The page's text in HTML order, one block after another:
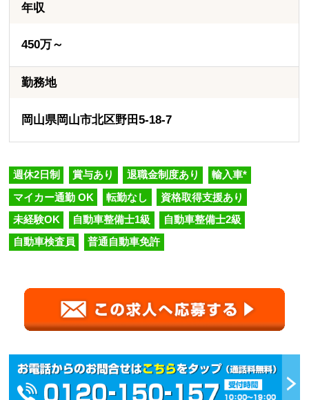
年収
450万～
勤務地
岡山県岡山市北区野田5-18-7
週休2日制 賞与あり 退職金制度あり 輸入車*
マイカー通勤 OK 転勤なし 資格取得支援あり
未経験OK 自動車整備士1級 自動車整備士2級
自動車検査員 普通自動車免許